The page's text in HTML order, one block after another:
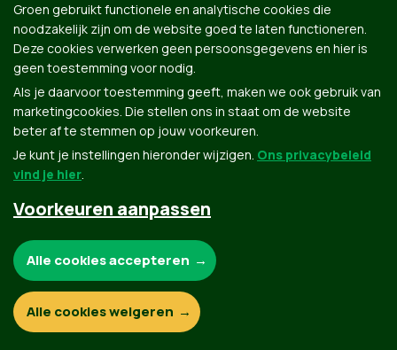
Groen.be
Contact Privacybeleid
Groen gebruikt functionele en analytische cookies die
noodzakelijk zijn om de website goed te laten functioneren.
Deze cookies verwerken geen persoonsgegevens en hier is
geen toestemming voor nodig.
Als je daarvoor toestemming geeft, maken we ook gebruik van
marketingcookies. Die stellen ons in staat om de website
beter af te stemmen op jouw voorkeuren.
Je kunt je instellingen hieronder wijzigen. Ons privacybeleid
vind je hier.
Voorkeuren aanpassen
Functionele en analytische cookies:
Alle cookies accepteren
Alle cookies weigeren